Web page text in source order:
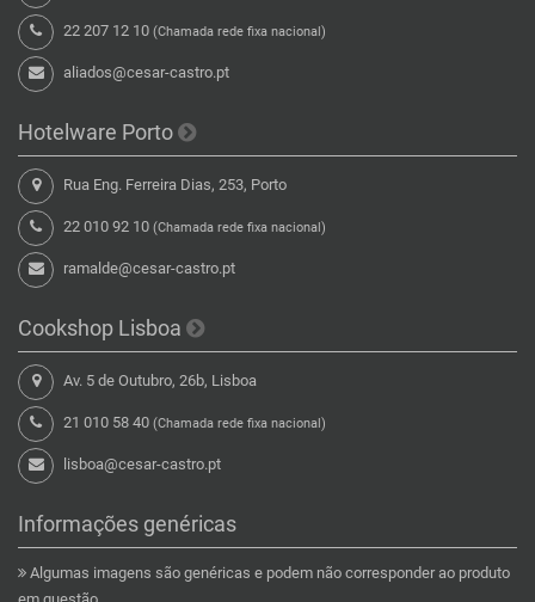
22 207 12 10 (Chamada rede fixa nacional)
aliados@cesar-castro.pt
Hotelware Porto
Rua Eng. Ferreira Dias, 253, Porto
22 010 92 10 (Chamada rede fixa nacional)
ramalde@cesar-castro.pt
Cookshop Lisboa
Av. 5 de Outubro, 26b, Lisboa
21 010 58 40 (Chamada rede fixa nacional)
lisboa@cesar-castro.pt
Informações genéricas
Algumas imagens são genéricas e podem não corresponder ao produto